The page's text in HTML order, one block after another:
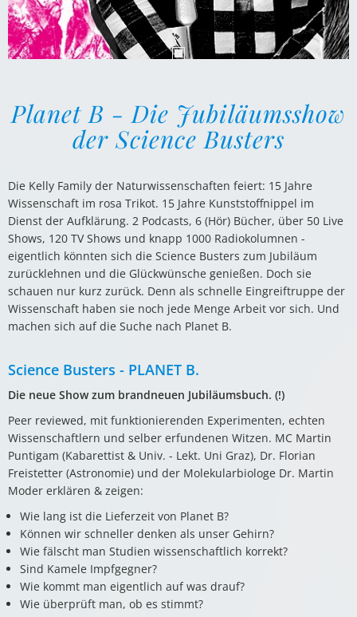
Planet B - Die Jubiläumsshow
der Science Busters
Die Kelly Family der Naturwissenschaften feiert: 15 Jahre
Wissenschaft im rosa Trikot. 15 Jahre Kunststoffnippel im
Dienst der Aufklärung. 2 Podcasts, 6 (Hör) Bücher, über 50 Live
Shows, 120 TV Shows und knapp 1000 Radiokolumnen -
eigentlich könnten sich die Science Busters zum Jubiläum
zurücklehnen und die Glückwünsche genießen. Doch sie
schauen nur kurz zurück. Denn als schnelle Eingreiftruppe der
Wissenschaft haben sie noch jede Menge Arbeit vor sich. Und
machen sich auf die Suche nach Planet B.
Science Busters - PLANET B.
Die neue Show zum brandneuen Jubiläumsbuch. (!)
Peer reviewed, mit funktionierenden Experimenten, echten
Wissenschaftlern und selber erfundenen Witzen. MC Martin
Puntigam (Kabarettist & Univ. - Lekt. Uni Graz), Dr. Florian
Freistetter (Astronomie) und der Molekularbiologe Dr. Martin
Moder erklären & zeigen:
Wie lang ist die Lieferzeit von Planet B?
Können wir schneller denken als unser Gehirn?
Wie fälscht man Studien wissenschaftlich korrekt?
Sind Kamele Impfgegner?
Wie kommt man eigentlich auf was drauf?
Wie überprüft man, ob es stimmt?